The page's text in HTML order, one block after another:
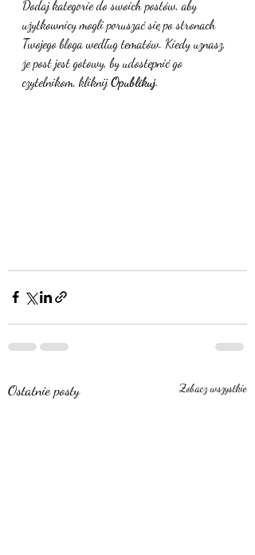
Dodaj kategorie do swoich postów, aby
użytkownicy mogli poruszać się po stronach
Twojego bloga według tematów. Kiedy uznasz,
że post jest gotowy, by udostępnić go
czytelnikom, kliknij Opublikuj.
Ostatnie posty Zobacz wszystkie